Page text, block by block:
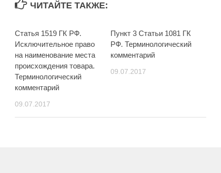
ЧИТАЙТЕ ТАКЖЕ:
Статья 1519 ГК РФ.
Исключительное право
на наименование места
происхождения товара.
Терминологический
комментарий
09.07.2017
Пункт 3 Статьи 1081 ГК
РФ. Терминологический
комментарий
09.07.2017